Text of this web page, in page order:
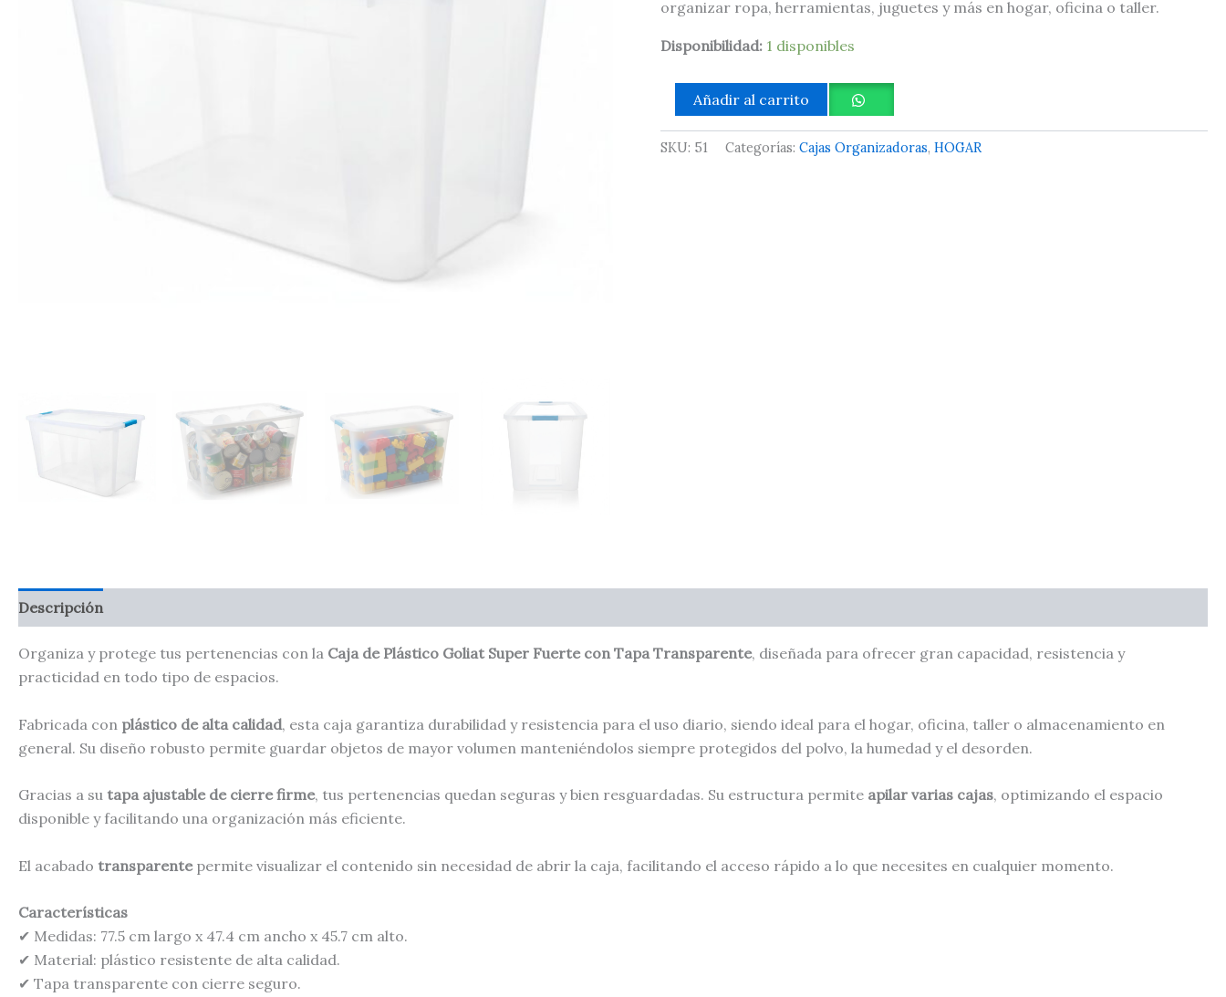
organizar ropa, herramientas, juguetes y más en hogar, oficina o taller.
Disponibilidad: 1 disponibles
x
cm
Añadir al carrito
SKU: 51 Categorías:Cajas Organizadoras,HOGAR
Descripción
Organiza y protege tus pertenencias con la Caja de Plástico Goliat Super Fuerte con Tapa Transparente, diseñada para ofrecer gran capacidad, resistencia y
practicidad en todo tipo de espacios.
Fabricada con plástico de alta calidad, esta caja garantiza durabilidad y resistencia para el uso diario, siendo ideal para el hogar, oficina, taller o almacenamiento en
general. Su diseño robusto permite guardar objetos de mayor volumen manteniéndolos siempre protegidos del polvo, la humedad y el desorden.
Gracias a su tapa ajustable de cierre firme, tus pertenencias quedan seguras y bien resguardadas. Su estructura permite apilar varias cajas, optimizando el espacio
disponible y facilitando una organización más eficiente.
El acabado transparentepermite visualizar el contenido sin necesidad de abrir la caja, facilitando el acceso rápido a lo que necesites en cualquier momento.
Características
✔ Medidas: 77.5 cm largo x 47.4 cm ancho x 45.7 cm alto.
✔ Material: plástico resistente de alta calidad.
✔ Tapa transparente con cierre seguro.